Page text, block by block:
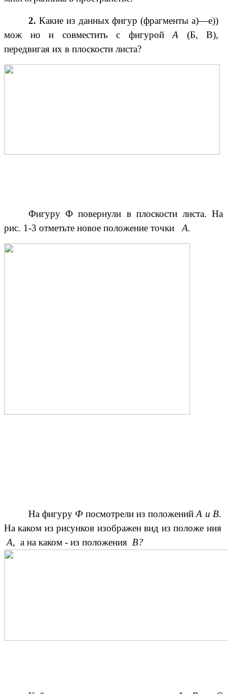
2. Какие из данных фигур (фрагменты а)—е))
мож но и совместить с фигуройА (Б, В),
передвигая их в плоскости листа?
Фигуру Ф повернули в плоскости листа. На
рис. 1-3 отметьте новое положение точки А.
На фигуру Ф посмотрели из положенийА и В.
На каком из рисунков изображен вид из положе ния
А, а на каком - из положения В?